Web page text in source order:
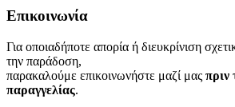
Επικοινωνία
Για οποιαδήποτε απορία ή διευκρίνιση
την παράδοση,
παρακαλούμε επικοινωνήστε μαζί μας πριν
παραγγελίας.